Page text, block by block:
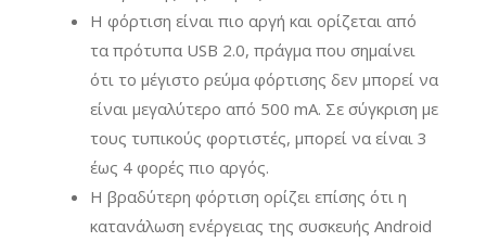
Η φόρτιση είναι πιο αργή και ορίζεται από
τα πρότυπα USB 2.0, πράγμα που σημαίνει
ότι το μέγιστο ρεύμα φόρτισης δεν μπορεί να
είναι μεγαλύτερο από 500 mA. Σε σύγκριση με
τους τυπικούς φορτιστές, μπορεί να είναι 3
έως 4 φορές πιο αργός.
Η βραδύτερη φόρτιση ορίζει επίσης ότι η
κατανάλωση ενέργειας της συσκευής Android